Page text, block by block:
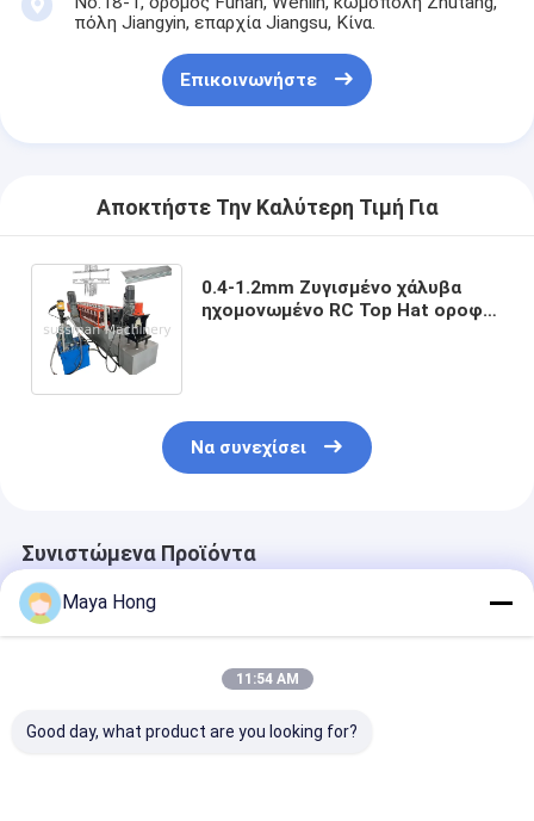
πόλη Jiangyin, επαρχία Jiangsu, Κίνα.
Επικοινωνήστε
Αποκτήστε Την Καλύτερη Τιμή Για
0.4-1.2mm Ζυγισμένο χάλυβα
ηχομονωμένο RC Top Hat οροφή
Να συνεχίσει
Συνιστώμενα Προϊόντα
Maya Hong
11:54 AM
Good day, what product are you looking for?